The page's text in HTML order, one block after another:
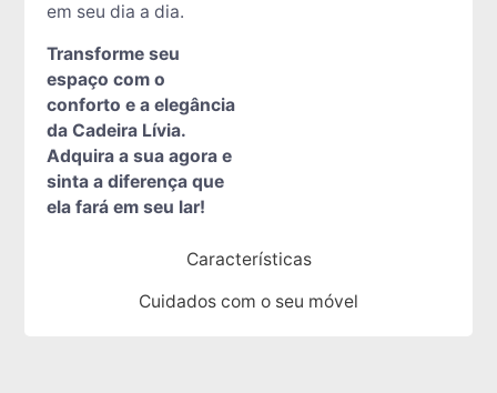
Características
Cuidados com o seu móvel
em seu dia a dia.
Transforme seu
espaço com o
conforto e a elegância
da Cadeira Lívia.
Adquira a sua agora e
sinta a diferença que
ela fará em seu lar!